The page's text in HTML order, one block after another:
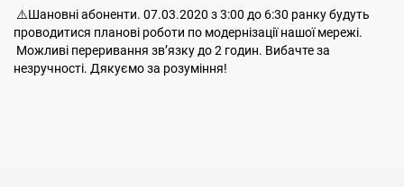
⚠️Шановні абоненти. 07.03.2020 з 3:00 до 6:30 ранку будуть
проводитися планові роботи по модернізації нашої мережі.
Можливі переривання звʼязку до 2 годин. Вибачте за
незручності. Дякуємо за розуміння!